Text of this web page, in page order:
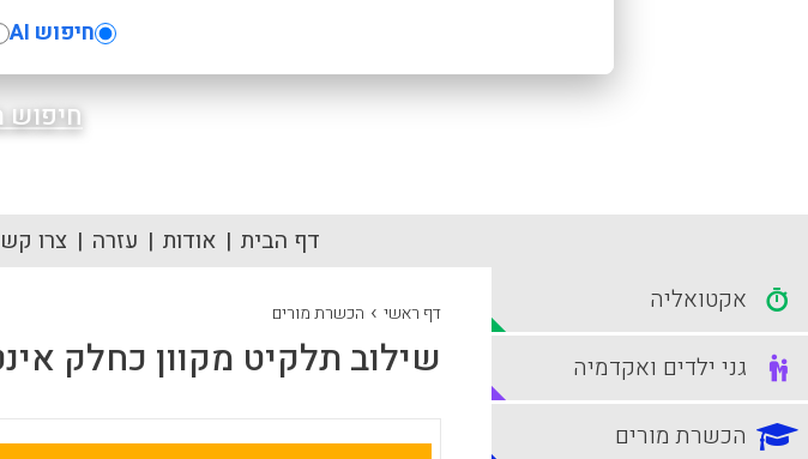
חיפוש AI
דף הבית אודות עזרה צרו
דף ראשי › הכשרת מורים
שילוב תלקיט מקוון כחלק
אקטואליה
גני ילדים ואקדמיה
הכשרת מורים